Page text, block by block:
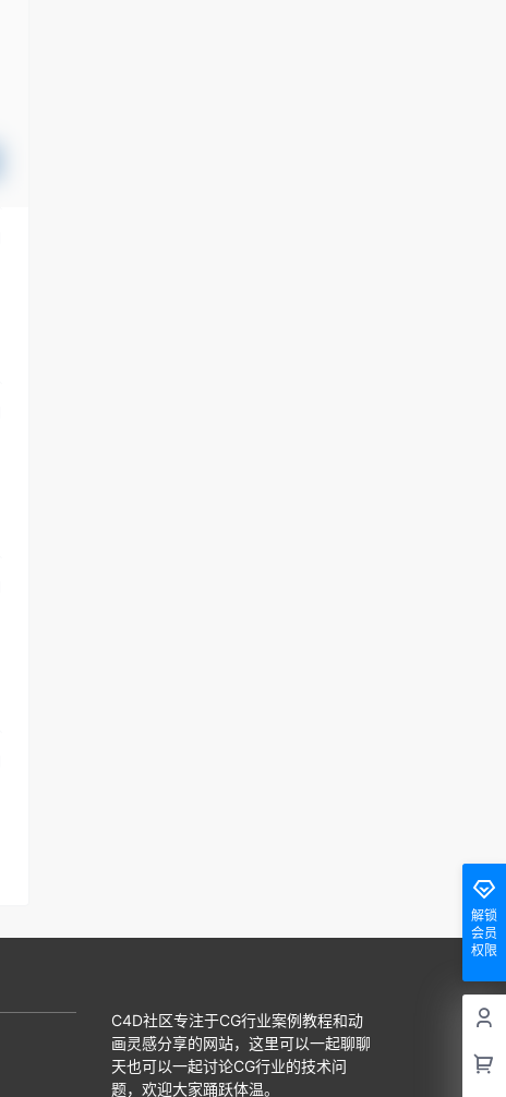
解锁
会员
权限
C4D社区专注于CG行业案例教程和动
画灵感分享的网站，这里可以一起聊聊
天也可以一起讨论CG行业的技术问
题，欢迎大家踊跃体温。